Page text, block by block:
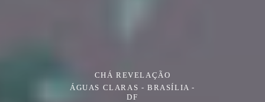
CHÁ REVELAÇÃO
ÁGUAS CLARAS - BRASÍLIA -
DF